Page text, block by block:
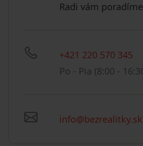
Radi vám poradíme
+421 220 570 345
Po - Pia (8:00 -
info@bezrealitky.sk